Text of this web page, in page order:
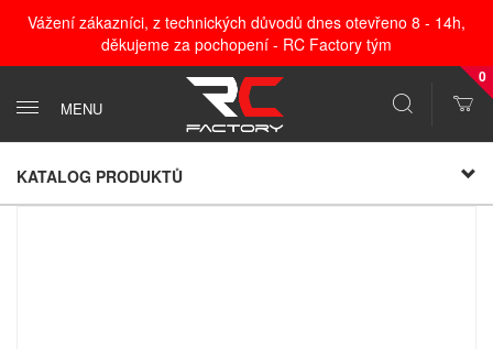
Vážení zákazníci, z technických důvodů dnes otevřeno 8 - 14h,
děkujeme za pochopení - RC Factory tým
MENU
0
KATALOG PRODUKTŮ